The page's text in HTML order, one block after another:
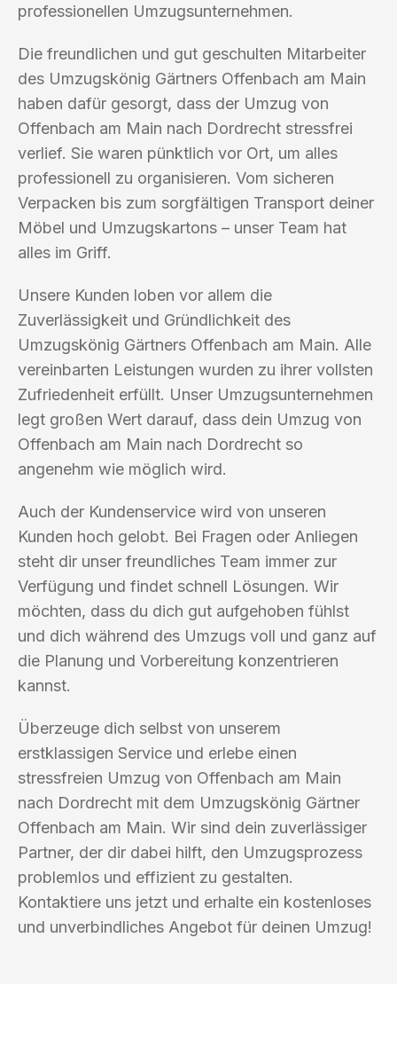
professionellen Umzugsunternehmen.
Die freundlichen und gut geschulten Mitarbeiter
des Umzugskönig Gärtners Offenbach am Main
haben dafür gesorgt, dass der Umzug von
Offenbach am Main nach Dordrecht stressfrei
verlief. Sie waren pünktlich vor Ort, um alles
professionell zu organisieren. Vom sicheren
Verpacken bis zum sorgfältigen Transport deiner
Möbel und Umzugskartons – unser Team hat
alles im Griff.
Unsere Kunden loben vor allem die
Zuverlässigkeit und Gründlichkeit des
Umzugskönig Gärtners Offenbach am Main. Alle
vereinbarten Leistungen wurden zu ihrer vollsten
Zufriedenheit erfüllt. Unser Umzugsunternehmen
legt großen Wert darauf, dass dein Umzug von
Offenbach am Main nach Dordrecht so
angenehm wie möglich wird.
Auch der Kundenservice wird von unseren
Kunden hoch gelobt. Bei Fragen oder Anliegen
steht dir unser freundliches Team immer zur
Verfügung und findet schnell Lösungen. Wir
möchten, dass du dich gut aufgehoben fühlst
und dich während des Umzugs voll und ganz auf
die Planung und Vorbereitung konzentrieren
kannst.
Überzeuge dich selbst von unserem
erstklassigen Service und erlebe einen
stressfreien Umzug von Offenbach am Main
nach Dordrecht mit dem Umzugskönig Gärtner
Offenbach am Main. Wir sind dein zuverlässiger
Partner, der dir dabei hilft, den Umzugsprozess
problemlos und effizient zu gestalten.
Kontaktiere uns jetzt und erhalte ein kostenloses
und unverbindliches Angebot für deinen Umzug!